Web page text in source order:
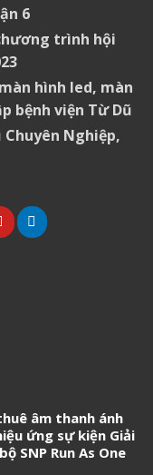
6
trình hội
hình led, màn
bệnh viện Từ Dũ
Chuyên Nghiệp,
âm thanh ánh
ứng sự kiện Giải
SNP Run As One